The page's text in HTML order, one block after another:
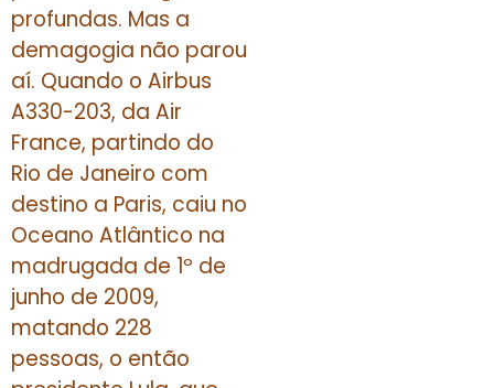
profundas. Mas a
demagogia não parou
aí. Quando o Airbus
A330-203, da Air
France, partindo do
Rio de Janeiro com
destino a Paris, caiu no
Oceano Atlântico na
madrugada de 1º de
junho de 2009,
matando 228
pessoas, o então